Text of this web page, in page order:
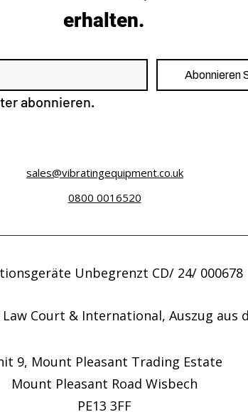
erhalten.
Abonnieren
abonnieren.
sales@vibratingequipment.co.uk
0800 0016520
Unbegrenzt CD/ 24/ 000678
Court & International, Auszug aus
9, Mount Pleasant Trading Estate
Mount Pleasant Road Wisbech
PE13 3FF